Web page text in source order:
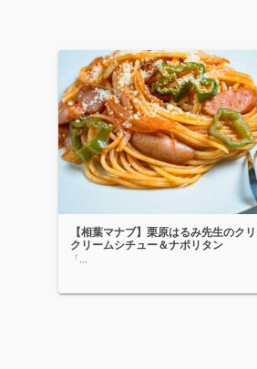
【相葉マナブ】栗原はるみ先生のク
クリームシチュー＆ナポリタン
「...